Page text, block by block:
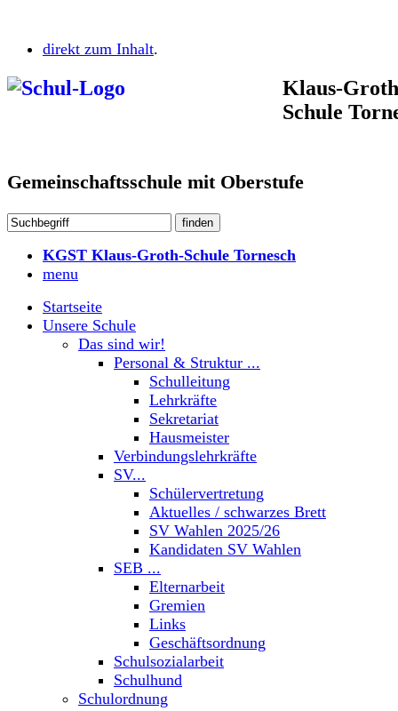
direkt zum Inhalt.
Klaus-
Schule
Gemeinschaftsschule mit Oberstufe
KGST Klaus-Groth-Schule Tornesch
menu
Startseite
Unsere Schule
Das sind wir!
Personal & Struktur ...
Schulleitung
Lehrkräfte
Sekretariat
Hausmeister
Verbindungslehrkräfte
SV...
Schülervertretung
Aktuelles / schwarzes Brett
SV Wahlen 2025/26
Kandidaten SV Wahlen
SEB ...
Elternarbeit
Gremien
Links
Geschäftsordnung
Schulsozialarbeit
Schulhund
Schulordnung